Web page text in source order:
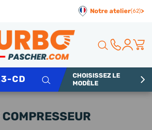
Notre atelier(62)>
CHOISISSEZ LE
MODÈLE
des cookies